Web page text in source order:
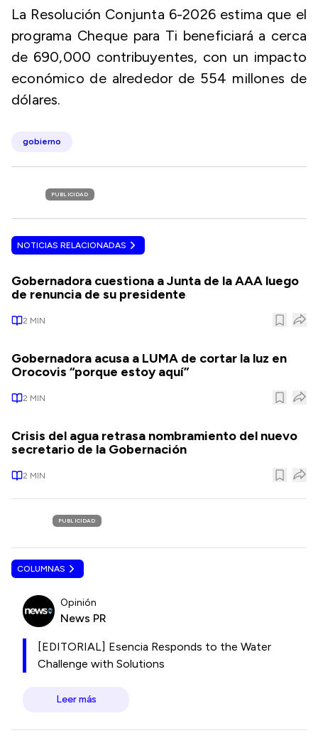
La Resolución Conjunta 6-2026 estima que el
programa Cheque para Ti beneficiará a cerca
de 690,000 contribuyentes, con un impacto
económico de alrededor de 554 millones de
dólares.
gobierno
PUBLICIDAD
NOTICIAS RELACIONADAS
Gobernadora cuestiona a Junta de la AAA luego
de renuncia de su presidente
2 MIN
Gobernadora acusa a LUMA de cortar la luz en
Orocovis “porque estoy aquí”
2 MIN
Crisis del agua retrasa nombramiento del nuevo
secretario de la Gobernación
2 MIN
PUBLICIDAD
COLUMNAS
Opinión
News PR
[EDITORIAL] Esencia Responds to the Water
Challenge with Solutions
Leer más